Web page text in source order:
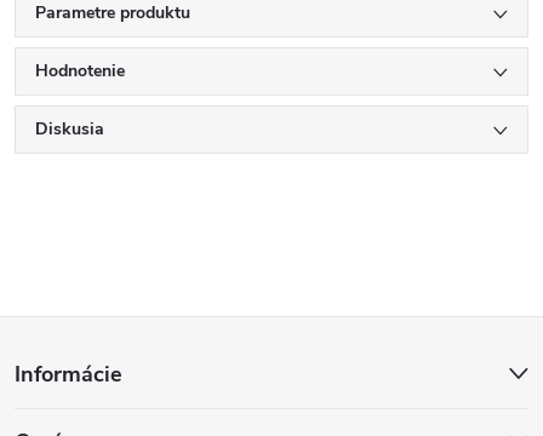
Parametre produktu
Hodnotenie
Diskusia
Informácie